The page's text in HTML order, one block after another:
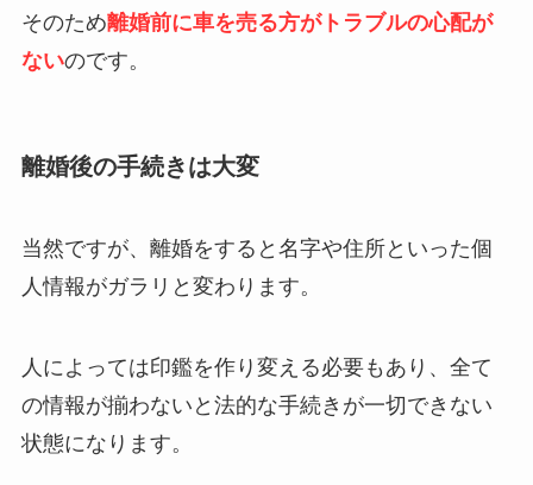
そのため離婚前に車を売る方がトラブルの心配が
ないのです。
離婚後の手続きは大変
当然ですが、離婚をすると名字や住所といった個
人情報がガラリと変わります。
人によっては印鑑を作り変える必要もあり、全て
の情報が揃わないと法的な手続きが一切できない
状態になります。